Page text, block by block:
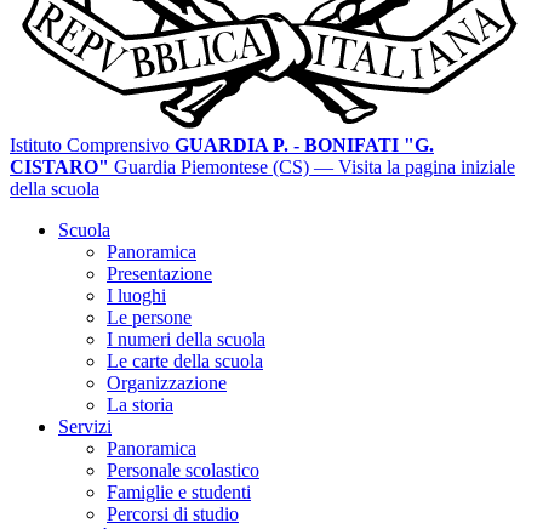
Istituto Comprensivo GUARDIA P. - BONIFATI "G.
CISTARO" Guardia Piemontese (CS) — Visita la pagina iniziale
della scuola
Scuola
Panoramica
Presentazione
I luoghi
Le persone
I numeri della scuola
Le carte della scuola
Organizzazione
La storia
Servizi
Panoramica
Personale scolastico
Famiglie e studenti
Percorsi di studio